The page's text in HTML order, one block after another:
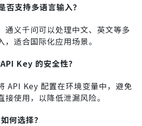
否支持多语言输入？
通义千问可以处理中文、英文等多
，适合国际化应用场景。
Key 的安全性？
API Key 配置在环境变量中，避免
接使用，以降低泄漏风险。
何选择？